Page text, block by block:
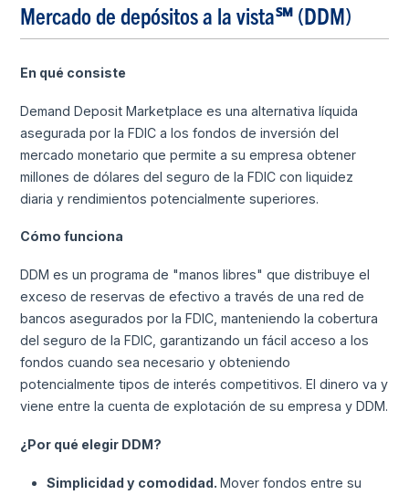
Mercado de depósitos a la vista℠ (DDM)
En qué consiste
Demand Deposit Marketplace es una alternativa líquida
asegurada por la FDIC a los fondos de inversión del
mercado monetario que permite a su empresa obtener
millones de dólares del seguro de la FDIC con liquidez
diaria y rendimientos potencialmente superiores.
Cómo funciona
DDM es un programa de "manos libres" que distribuye el
exceso de reservas de efectivo a través de una red de
bancos asegurados por la FDIC, manteniendo la cobertura
del seguro de la FDIC, garantizando un fácil acceso a los
fondos cuando sea necesario y obteniendo
potencialmente tipos de interés competitivos. El dinero va y
viene entre la cuenta de explotación de su empresa y DDM.
¿Por qué elegir DDM?
Simplicidad y comodidad. Mover fondos entre su